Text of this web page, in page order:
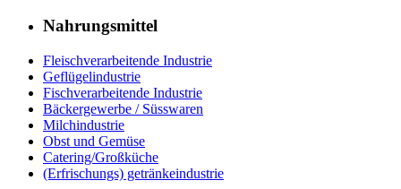
Nahrungsmittel
Fleischverarbeitende Industrie
Geflügelindustrie
Fischverarbeitende Industrie
Bäckergewerbe / Süsswaren
Milchindustrie
Obst und Gemüse
Catering/Großküche
(Erfrischungs) getränkeindustrie